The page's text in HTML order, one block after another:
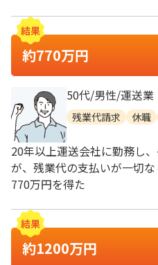
約770万円
50代/男性/運送業
残業代請求 休職
20年以上運送会社に勤務し
が、残業代の支払いが一切
770万円を得た
約1200万円